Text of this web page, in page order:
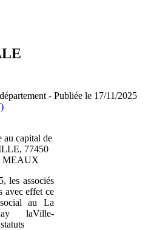
- Publiée le 17/11/2025
au capital de
77450
MEAUX
les associés
avec effet ce
au La
laVille-